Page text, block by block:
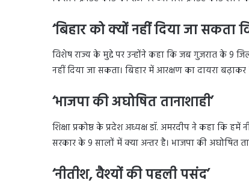
‘बिहार को क्यों नहीं दिया जा सकता
विशेष राज्य के मुद्दे पर उन्होंने कहा कि जब गुजरात के 9
नहीं दिया जा सकता। बिहार में आरक्षण का दायरा
‘भाजपा की अघोषित तानाशाही’
शिक्षा प्रकोष्ठ के प्रदेश अध्यक्ष डॉ. अमरदीप ने कहा कि
सरकार के 9 सालों में क्या अन्तर है। भाजपा की अघोषित
‘नीतीश, वैश्यों की पहली पसंद’